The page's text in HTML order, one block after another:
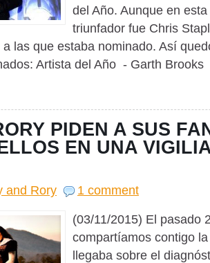
del Año. Aunque en
triunfador fue Chris
las que estaba nominado. Así
Artista del Año - Garth Brooks
PIDEN A SUS
EN UNA
and Rory
1 comment
(03/11/2015) El pasado
compartíamos contigo
llegaba sobre el